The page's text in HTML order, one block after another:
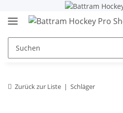
Zurück zur Liste Schläger